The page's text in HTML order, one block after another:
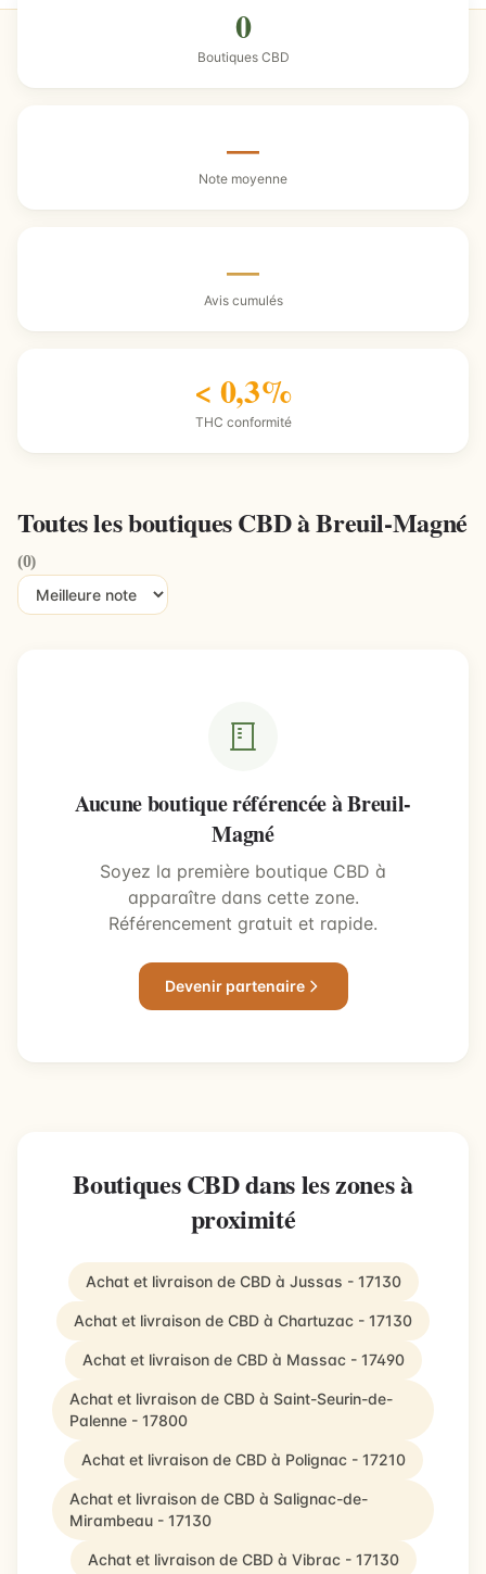
0
Boutiques CBD
—
Note moyenne
—
Avis cumulés
< 0,3%
THC conformité
Toutes les boutiques CBD à Breuil-Magné
(0)
Aucune boutique référencée à Breuil-
Magné
Soyez la première boutique CBD à
apparaître dans cette zone.
Référencement gratuit et rapide.
Devenir partenaire
Boutiques CBD dans les zones à
proximité
Achat et livraison de CBD à Jussas - 17130
Achat et livraison de CBD à Chartuzac - 17130
Achat et livraison de CBD à Massac - 17490
Achat et livraison de CBD à Saint-Seurin-de-
Palenne - 17800
Achat et livraison de CBD à Polignac - 17210
Achat et livraison de CBD à Salignac-de-
Mirambeau - 17130
Achat et livraison de CBD à Vibrac - 17130